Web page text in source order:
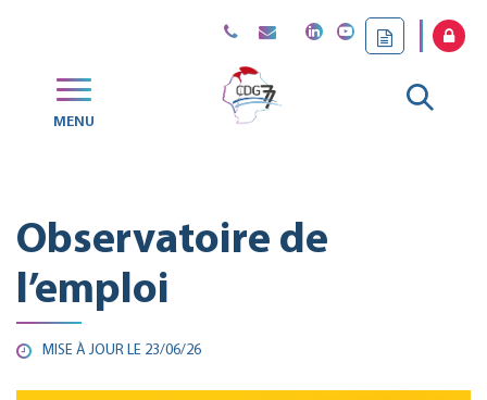
MENU
Aller
Observatoire de
l’emploi
MISE À JOUR LE 23/06/26